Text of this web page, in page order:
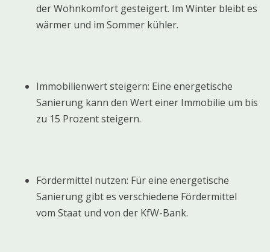
der Wohnkomfort gesteigert. Im Winter bleibt es
wärmer und im Sommer kühler.
Immobilienwert steigern: Eine energetische
Sanierung kann den Wert einer Immobilie um bis
zu 15 Prozent steigern.
Fördermittel nutzen: Für eine energetische
Sanierung gibt es verschiedene Fördermittel
vom Staat und von der KfW-Bank.